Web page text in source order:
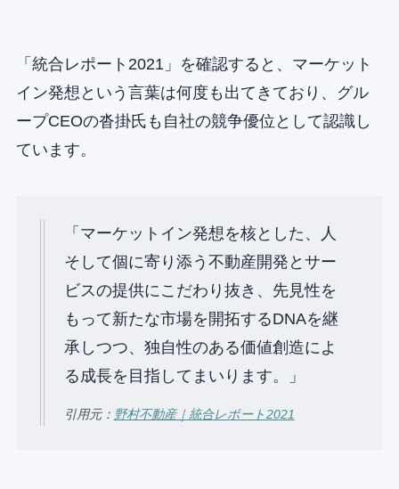
「統合レポート2021」を確認すると、マーケット
イン発想という言葉は何度も出てきており、グル
ープCEOの沓掛氏も自社の競争優位として認識し
ています。
「マーケットイン発想を核とした、人
そして個に寄り添う不動産開発とサー
ビスの提供にこだわり抜き、先見性を
もって新たな市場を開拓するDNAを継
承しつつ、独自性のある価値創造によ
る成長を目指してまいります。」
引用元： 野村不動産｜統合レポート2021